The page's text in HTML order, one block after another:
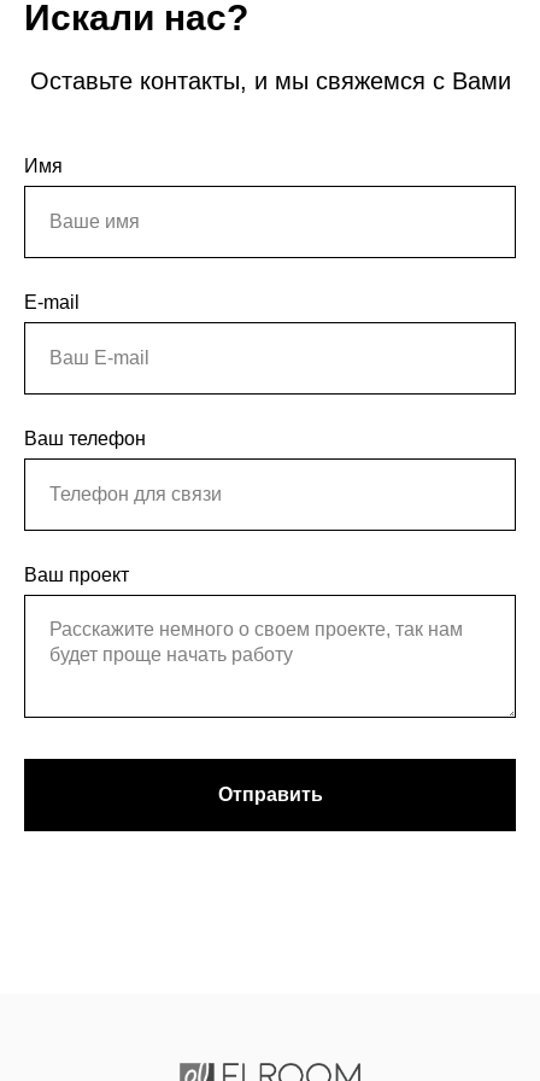
Искали нас?
Оставьте контакты, и мы свяжемся с Вами
Имя
E-mail
Ваш телефон
Ваш проект
Отправить